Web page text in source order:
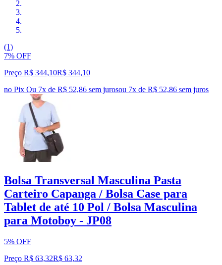
(1)
7% OFF
Preço R$ 344,10R$ 344,10
no Pix Ou 7x de R$ 52,86 sem jurosou 7x de R$ 52,86 sem juros
Bolsa Transversal Masculina Pasta
Carteiro Capanga / Bolsa Case para
Tablet de até 10 Pol / Bolsa Masculina
para Motoboy - JP08
5% OFF
Preço R$ 63,32R$ 63,32